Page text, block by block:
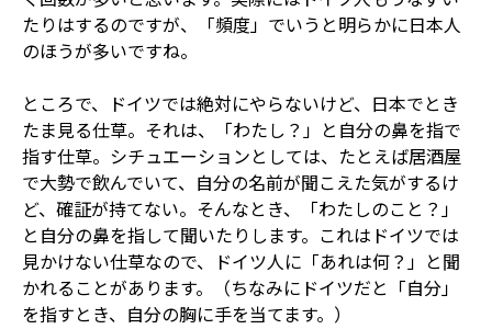
たりはするのですが、「頻度」でいうと明らかに日本人
のほうが多いですね。
ところで、ドイツでは絶対にやらないけど、日本でとき
たま見る仕草。それは、「わたし？」と自分の鼻を指で
指す仕草。シチュエーションとしては、たとえば居酒屋
で大勢で飲んでいて、自分の名前が聞こえた気がするけ
ど、確証が持てない。そんなとき、「わたしのこと？」
と自分の鼻を指して聞いたりします。これはドイツでは
見かけない仕草なので、ドイツ人に「あれは何？」と聞
かれることがあります。（ちなみにドイツだと「自分」
を指すとき、自分の胸に手を当てます。）